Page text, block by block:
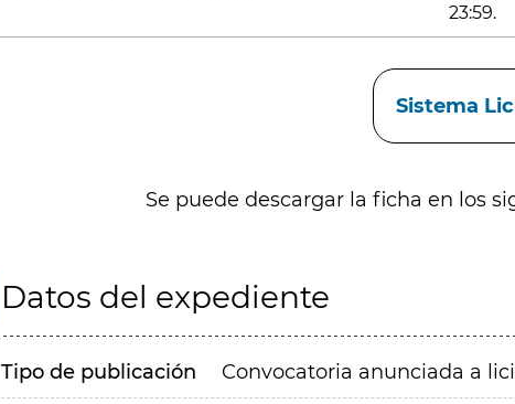
23:59.
Sistema
Se puede descargar la ficha en los
Datos del expediente
Tipo de publicación Convocatoria anunciada a